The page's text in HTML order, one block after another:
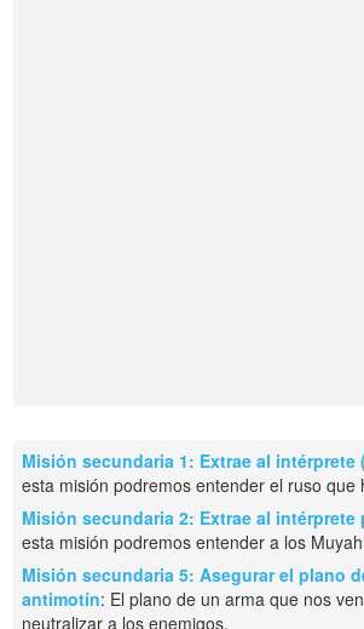
Misión secundaria 1: Extrae al intérprete
esta misión podremos entender el ruso que
Misión secundaria 2: Extrae al intérprete
esta misión podremos entender a los
Misión secundaria 5: Asegurar el plano
antimotín: El plano de un arma que nos
neutralizar a los enemigos.